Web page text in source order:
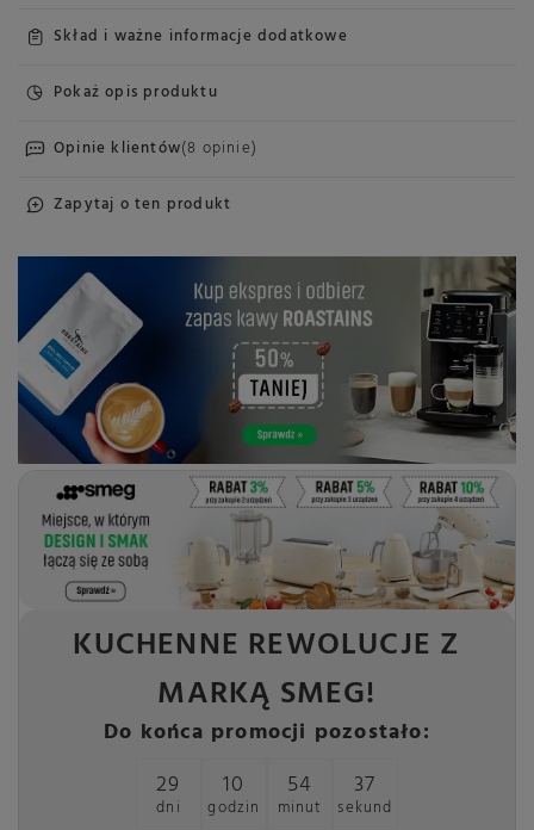
Skład i ważne informacje dodatkowe
Pokaż opis produktu
Opinie klientów(8 opinie)
Zapytaj o ten produkt
KUCHENNE REWOLUCJE Z
MARKĄ SMEG!
Do końca promocji pozostało:
29
dni
10
godzin
54
minut
35
sekund